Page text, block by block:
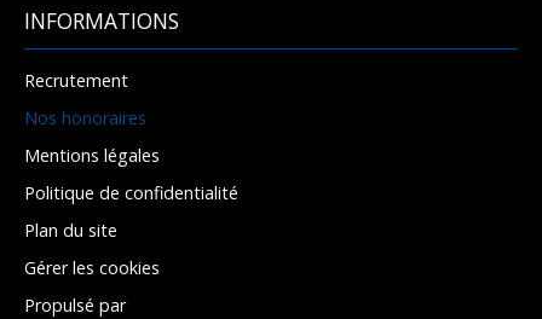
INFORMATIONS
Recrutement
Nos honoraires
Mentions légales
Politique de confidentialité
Plan du site
Gérer les cookies
Propulsé par